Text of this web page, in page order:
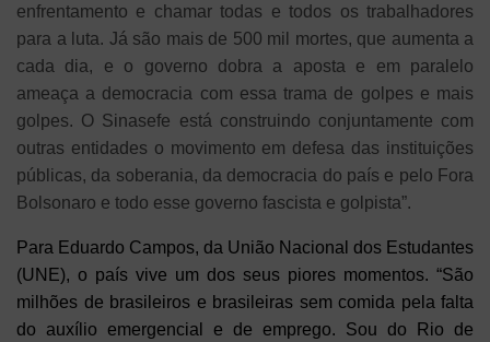
enfrentamento e chamar todas e todos os trabalhadores
para a luta. Já são mais de 500 mil mortes, que aumenta a
cada dia, e o governo dobra a aposta e em paralelo
ameaça a democracia com essa trama de golpes e mais
golpes. O Sinasefe está construindo conjuntamente com
outras entidades o movimento em defesa das instituições
públicas, da soberania, da democracia do país e pelo Fora
Bolsonaro e todo esse governo fascista e golpista”.
Para Eduardo Campos, da União Nacional dos Estudantes
(UNE), o país vive um dos seus piores momentos. “São
milhões de brasileiros e brasileiras sem comida pela falta
do auxílio emergencial e de emprego. Sou do Rio de